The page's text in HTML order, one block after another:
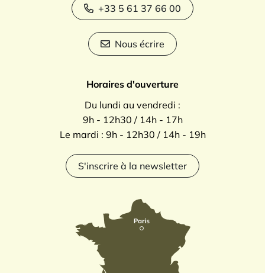
+33 5 61 37 66 00
Nous écrire
Horaires d'ouverture
Du lundi au vendredi :
9h - 12h30 / 14h - 17h
Le mardi : 9h - 12h30 / 14h - 19h
S'inscrire à la newsletter